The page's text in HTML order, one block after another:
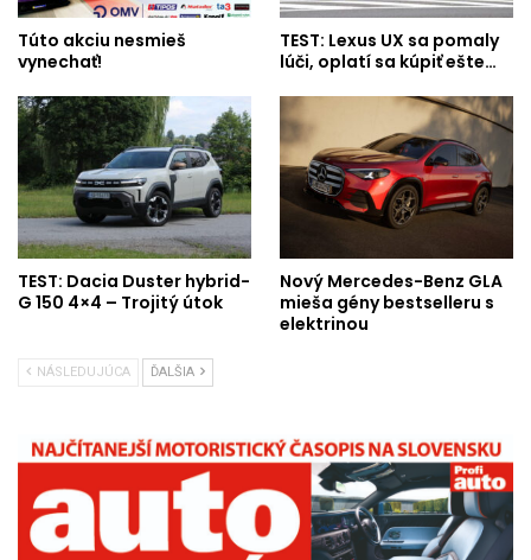
Túto akciu nesmieš
vynechať!
TEST: Lexus UX sa pomaly
lúči, oplatí sa kúpiť ešte…
TEST: Dacia Duster hybrid-
G 150 4×4 – Trojitý útok
Nový Mercedes-Benz GLA
mieša gény bestselleru s
elektrinou
NÁSLEDUJÚCA ĎALŠIA